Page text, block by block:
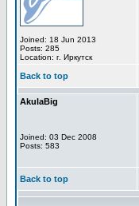
Joined: 18 Jun 2013
Posts: 285
Location: г. Иркутск
Back to top
AkulaBig
Joined: 03 Dec 2008
Posts: 583
Back to top